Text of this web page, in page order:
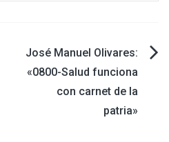
José Manuel Olivares:
«0800-Salud funciona
con carnet de la
patria»